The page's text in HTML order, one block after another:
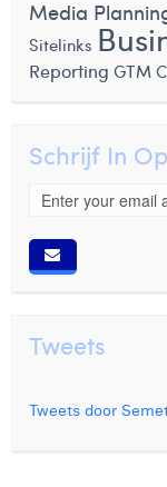
Media
Sitelinks
Reporting GTM
Schrijf In
Tweets
Tweets door